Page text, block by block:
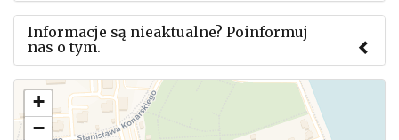
Informacje są nieaktualne? Poinformuj
nas o tym.
Użyj tego formularza aby przesłać informację o
zmianach w powyższym mityngu.
+
−